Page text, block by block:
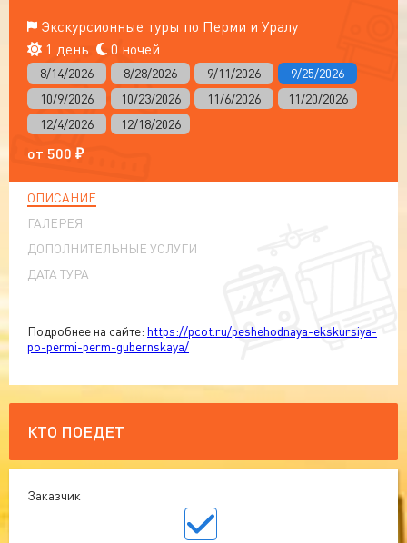
Экскурсионные туры по Перми и Уралу
1 день
0 ночей
8/14/2026 8/28/2026 9/11/2026
9/25/2026
10/9/2026
10/23/2026 11/6/2026
11/20/2026
12/4/2026
12/18/2026
от 500 ₽
ОПИСАНИЕ
ГАЛЕРЕЯ
ДОПОЛНИТЕЛЬНЫЕ УСЛУГИ
ДАТА ТУРА
Подробнее на сайте: https://pcot.ru/peshehodnaya-ekskursiya-
po-permi-perm-gubernskaya/
КТО ПОЕДЕТ
Заказчик